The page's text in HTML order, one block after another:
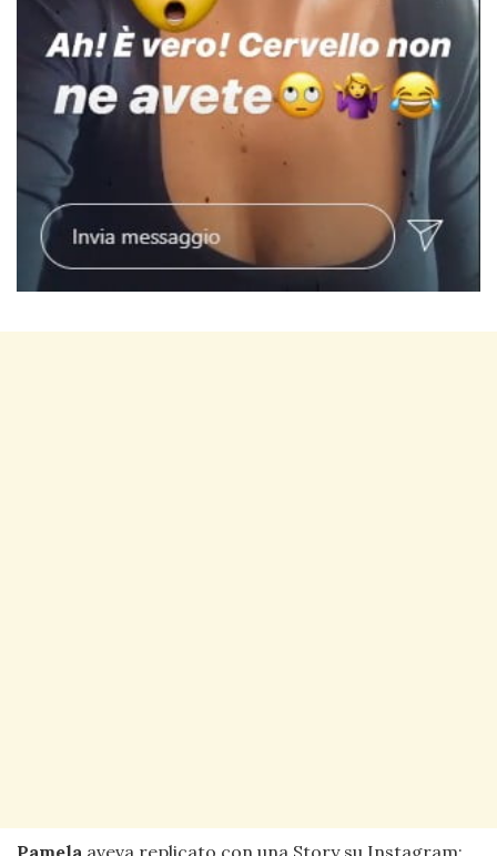
Pamela aveva replicato con una Story su Instagram: